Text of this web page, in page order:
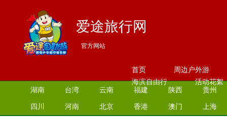
爱途旅行网
官方网站
首页
周边户外游
海滨自由行
活动花絮
湖南
台湾 云南 福建 陕西
贵州
四川
河南 北京 香港 澳门
上海